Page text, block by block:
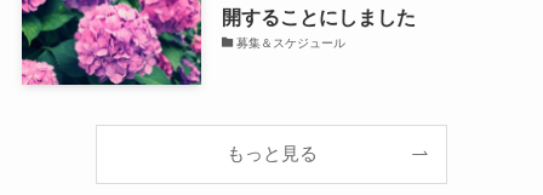
開することにしました
募集＆スケジュール
もっと見る